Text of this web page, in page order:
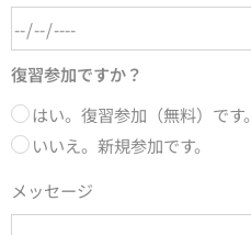
復習参加ですか？
はい。復習参加（無料）です。
いいえ。新規参加です。
メッセージ